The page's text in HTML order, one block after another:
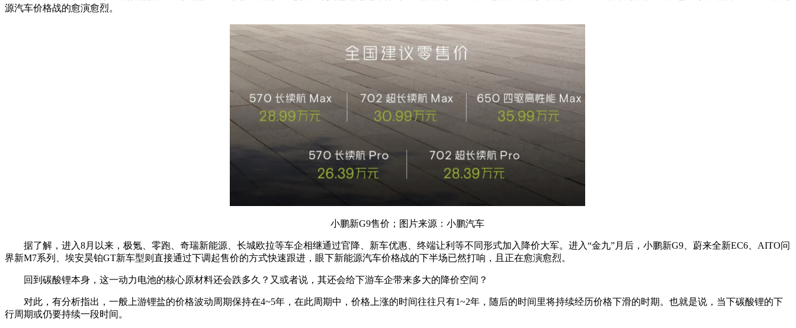
源汽车价格战的愈演愈烈。
小鹏新G9售价；图片来源：小鹏汽车
据了解，进入8月以来，极氪、零跑、奇瑞新能源、长城欧拉等车企相继通过官降、新车优惠、终端让利等不同形式加入降价大军。进入“金九”月后，小鹏新G9、蔚来全新EC6、AITO问
界新M7系列、埃安昊铂GT新车型则直接通过下调起售价的方式快速跟进，眼下新能源汽车价格战的下半场已然打响，且正在愈演愈烈。
回到碳酸锂本身，这一动力电池的核心原材料还会跌多久？又或者说，其还会给下游车企带来多大的降价空间？
对此，有分析指出，一般上游锂盐的价格波动周期保持在4~5年，在此周期中，价格上涨的时间往往只有1~2年，随后的时间里将持续经历价格下滑的时期。也就是说，当下碳酸锂的下
行周期或仍要持续一段时间。